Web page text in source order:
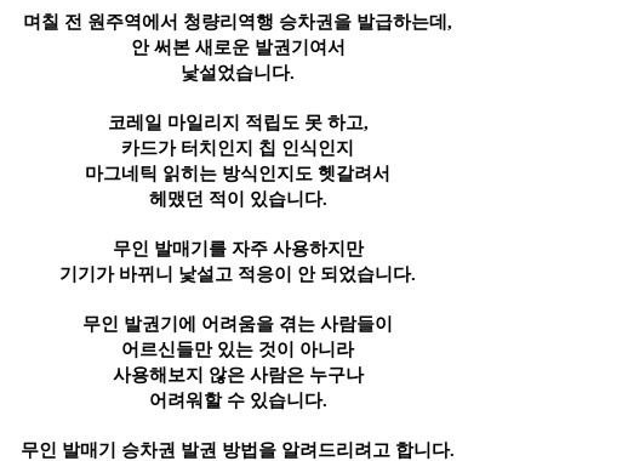
며칠 전 원주역에서 청량리역행 승차권을 발급하는데 ,
안 써본 새로운 발권기여서
낯설었습니다.
코레일 마일리지 적립도 못 하고,
카드가 터치인지 칩 인식인지
마그네틱 읽히는 방식인지도 헷갈려서
헤맸던 적이 있습니다.
무인 발매기를 자주 사용하지만
기기가 바뀌니 낯설고 적응이 안 되었습니다.
무인 발권기에 어려움을 겪는 사람들이
어르신들만 있는 것이 아니라
사용해보지 않은 사람은 누구나
어려워할 수 있습니다.
무인 발매기 승차권 발권 방법을 알려드리려고 합니다.